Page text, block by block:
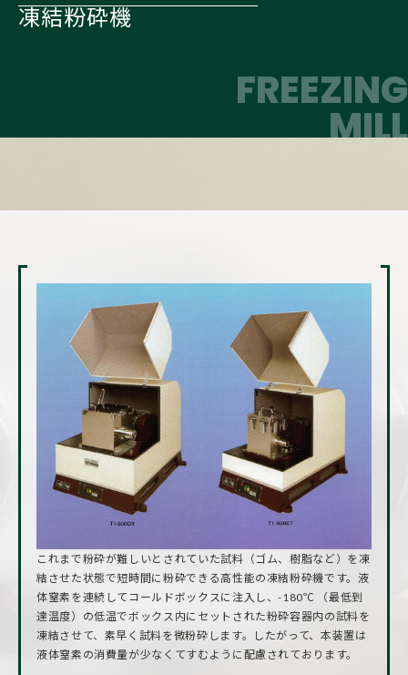
FREEZING
​​​​​​​MILL
凍結粉砕機
これまで粉砕が難しいとされていた試料（ゴム、樹脂など）を凍
結させた状態で短時間に粉砕できる高性能の凍結粉砕機です。液
体窒素を連続してコールドボックスに注入し、-180℃ （最低到
達温度）の低温でボックス内にセットされた粉砕容器内の試料を
凍結させて、素早く試料を微粉砕します。したがって、本装置は
液体窒素の消費量が少なくてすむように配慮されております。